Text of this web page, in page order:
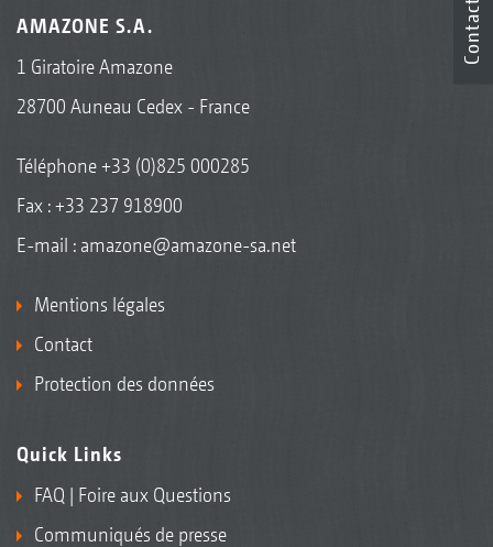
AMAZONE S.A.
1 Giratoire Amazone
28700 Auneau Cedex - France
Téléphone+33 (0)825 000285
Fax : +33 237 918900
E-mail : amazone@amazone-sa.net
Mentions légales
Contact
Protection des données
Quick Links
FAQ | Foire aux Questions
Communiqués de presse
Contact